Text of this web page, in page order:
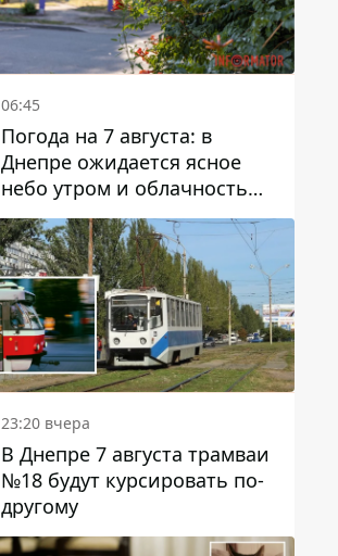
06:45
Погода на 7 августа: в
Днепре ожидается ясное
небо утром и облачность
после обеда
23:20 вчера
В Днепре 7 августа трамваи
№18 будут курсировать по-
другому